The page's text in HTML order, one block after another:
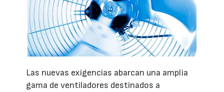
Las nuevas exigencias abarcan una amplia
gama de ventiladores destinados a